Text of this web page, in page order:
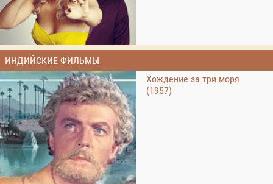
ИНДИЙСКИЕ ФИЛЬМЫ
Хождение за три моря
(1957)